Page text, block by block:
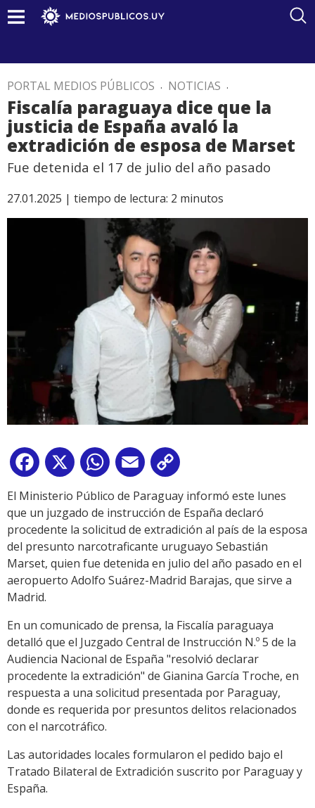
PORTAL MEDIOS PÚBLICOS . NOTICIAS .
Fiscalía paraguaya dice que la
justicia de España avaló la
extradición de esposa de Marset
Fue detenida el 17 de julio del año pasado
27.01.2025 | tiempo de lectura: 2 minutos
Facebook
X WhatsApp
Email
Link
El Ministerio Público de Paraguay informó este lunes
que un juzgado de instrucción de España declaró
procedente la solicitud de extradición al país de la esposa
del presunto narcotraficante uruguayo Sebastián
Marset, quien fue detenida en julio del año pasado en el
aeropuerto Adolfo Suárez-Madrid Barajas, que sirve a
Madrid.
En un comunicado de prensa, la Fiscalía paraguaya
detalló que el Juzgado Central de Instrucción N.º 5 de la
Audiencia Nacional de España "resolvió declarar
procedente la extradición" de Gianina García Troche, en
respuesta a una solicitud presentada por Paraguay,
donde es requerida por presuntos delitos relacionados
con el narcotráfico.
Las autoridades locales formularon el pedido bajo el
Tratado Bilateral de Extradición suscrito por Paraguay y
España.